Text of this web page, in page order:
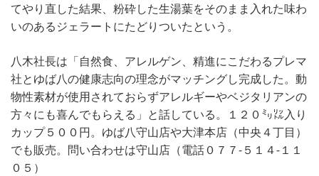
てやり直した結果、粉砕した生湯葉をそのまま入れた味わ
いのあるジェラートにたどりついたという。
八木社長は「自然食、アレルゲン、精進にこだわるプレマ
社とゆば八の健康志向の理念がマッチングし完成した。動
物性素材が使用されておらずアレルギーやベジタリアンの
方々にも喜んでもらえる」と話している。１２０㍉㍑入り
カップ５００円。ゆば八守山店や大津本店（中央４丁目）
でも販売。問い合わせは守山店（電話０７７-５１４-１１
０５）